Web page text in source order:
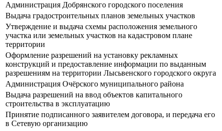
Администрация Добрянского городского поселения
Выдача градостроительных планов земельных участков
Утверждение и выдача схемы расположения земельного
участка или земельных участков на кадастровом плане
территории
Оформление разрешений на установку рекламных
конструкций и предоставление информации по выданным
разрешениям на территории Лысьвенского городского округа
Администрация Очёрского муниципального района
Выдача разрешений на ввод объектов капитального
строительства в эксплуатацию
Принятие подписанного заявителем договора, и передача его
в Сетевую организацию